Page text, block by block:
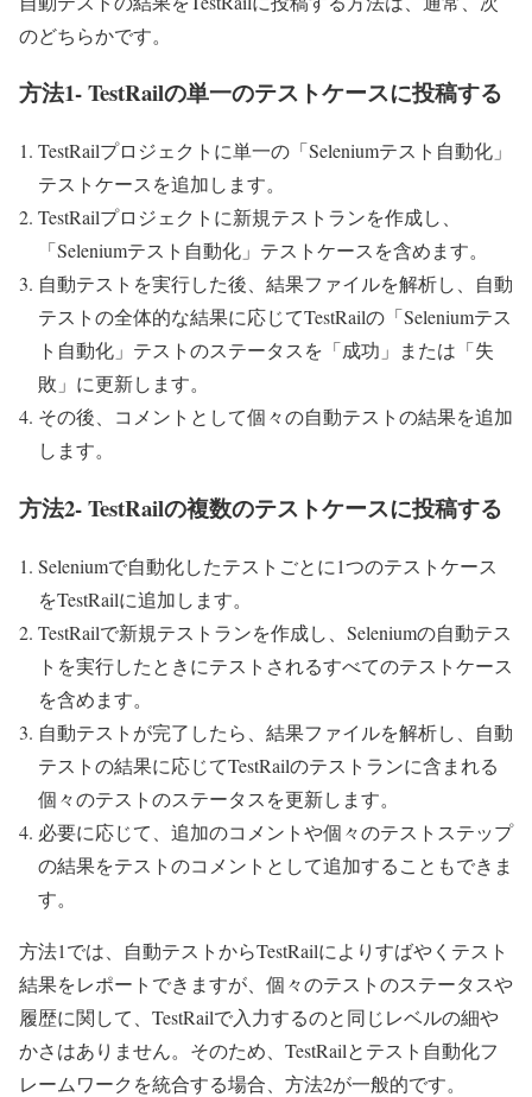
のどちらかです。
方法1- TestRailの単一のテストケースに投稿する
TestRailプロジェクトに単一の「Seleniumテスト自動化」
テストケースを追加します。
TestRailプロジェクトに新規テストランを作成し、
「Seleniumテスト自動化」テストケースを含めます。
自動テストを実行した後、結果ファイルを解析し、自動
テストの全体的な結果に応じてTestRailの「Seleniumテス
ト自動化」テストのステータスを「成功」または「失
敗」に更新します。
その後、コメントとして個々の自動テストの結果を追加
します。
方法2- TestRailの複数のテストケースに投稿する
Seleniumで自動化したテストごとに1つのテストケース
をTestRailに追加します。
TestRailで新規テストランを作成し、Seleniumの自動テス
トを実行したときにテストされるすべてのテストケース
を含めます。
自動テストが完了したら、結果ファイルを解析し、自動
テストの結果に応じてTestRailのテストランに含まれる
個々のテストのステータスを更新します。
必要に応じて、追加のコメントや個々のテストステップ
の結果をテストのコメントとして追加することもできま
す。
方法1では、自動テストからTestRailによりすばやくテスト
結果をレポートできますが、個々のテストのステータスや
履歴に関して、TestRailで入力するのと同じレベルの細や
かさはありません。そのため、TestRailとテスト自動化フ
レームワークを統合する場合、方法2が一般的です。